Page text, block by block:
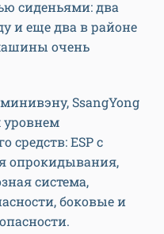
сиденьями: два
и еще два в районе
очень
SsangYong
уровнем
средств: ESP с
опрокидывания,
система,
боковые и